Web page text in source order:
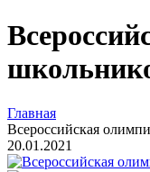
Главная
Всероссийская
20.01.2021